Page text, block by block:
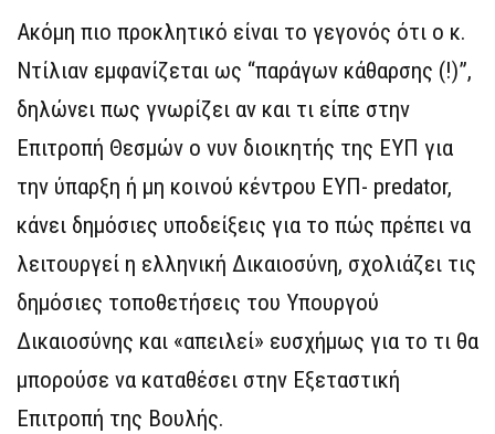
Ακόμη πιο προκλητικό είναι το γεγονός ότι ο κ.
Ντίλιαν εμφανίζεται ως “παράγων κάθαρσης (!)”,
δηλώνει πως γνωρίζει αν και τι είπε στην
Επιτροπή Θεσμών ο νυν διοικητής της ΕΥΠ για
την ύπαρξη ή μη κοινού κέντρου ΕΥΠ- predator,
κάνει δημόσιες υποδείξεις για το πώς πρέπει να
λειτουργεί η ελληνική Δικαιοσύνη, σχολιάζει τις
δημόσιες τοποθετήσεις του Υπουργού
Δικαιοσύνης και «απειλεί» ευσχήμως για το τι θα
μπορούσε να καταθέσει στην Εξεταστική
Επιτροπή της Βουλής.